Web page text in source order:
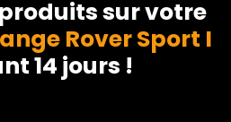
sur votre
Rover Sport I
14 jours !